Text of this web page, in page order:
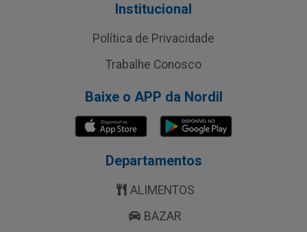
Institucional
Política de Privacidade
Trabalhe Conosco
Baixe o APP da Nordil
Departamentos
ALIMENTOS
BAZAR